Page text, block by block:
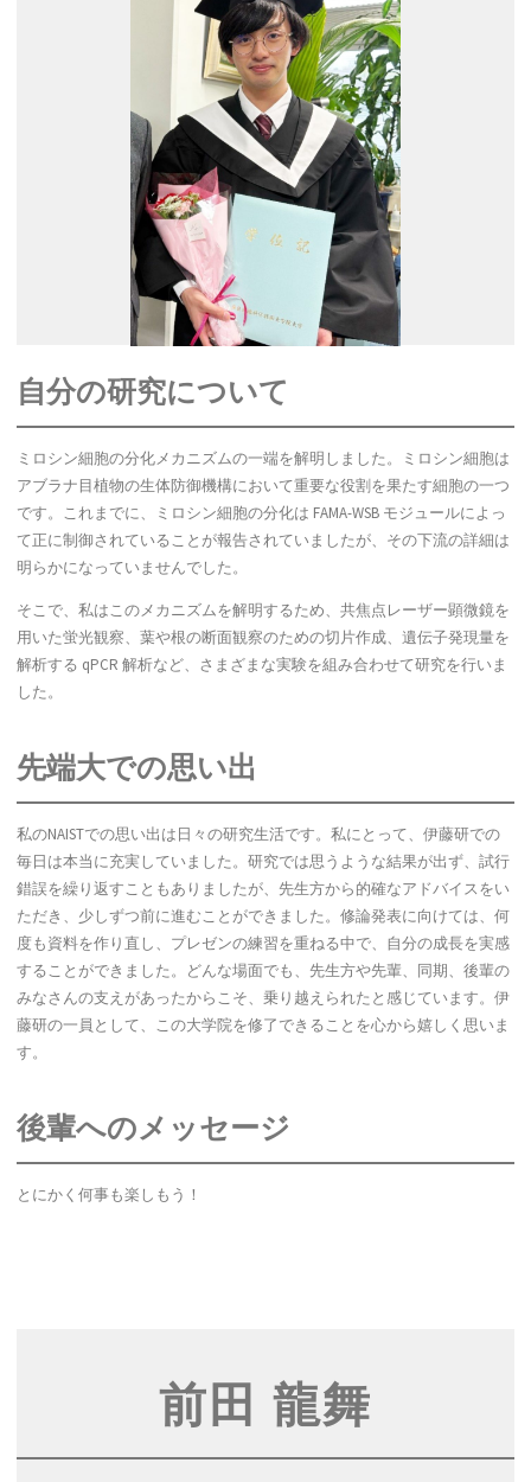
自分の研究について
ミロシン細胞の分化メカニズムの一端を解明しました。ミロシン細胞は
アブラナ目植物の生体防御機構において重要な役割を果たす細胞の一つ
です。これまでに、ミロシン細胞の分化は FAMA-WSB モジュールによっ
て正に制御されていることが報告されていましたが、その下流の詳細は
明らかになっていませんでした。
そこで、私はこのメカニズムを解明するため、共焦点レーザー顕微鏡を
用いた蛍光観察、葉や根の断面観察のための切片作成、遺伝子発現量を
解析する qPCR 解析など、さまざまな実験を組み合わせて研究を行いま
した。
先端大での思い出
私のNAISTでの思い出は日々の研究生活です。私にとって、伊藤研での
毎日は本当に充実していました。研究では思うような結果が出ず、試行
錯誤を繰り返すこともありましたが、先生方から的確なアドバイスをい
ただき、少しずつ前に進むことができました。修論発表に向けては、何
度も資料を作り直し、プレゼンの練習を重ねる中で、自分の成長を実感
することができました。どんな場面でも、先生方や先輩、同期、後輩の
みなさんの支えがあったからこそ、乗り越えられたと感じています。伊
藤研の一員として、この大学院を修了できることを心から嬉しく思いま
す。
後輩へのメッセージ
とにかく何事も楽しもう！
前田 龍舞